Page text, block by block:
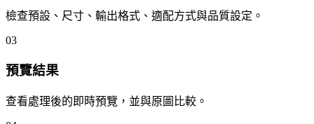
檢查預設、尺寸、輸出格式、適配方式與品質設定。
03
預覽結果
查看處理後的即時預覽，並與原圖比較。